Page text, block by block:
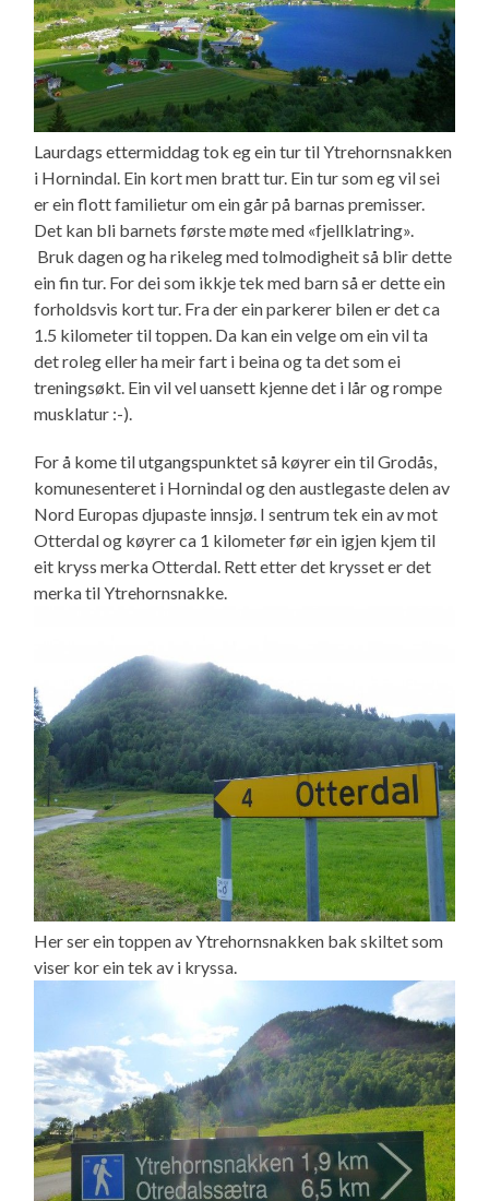
Laurdags ettermiddag tok eg ein tur til Ytrehornsnakken
i Hornindal. Ein kort men bratt tur. Ein tur som eg vil sei
er ein flott familietur om ein går på barnas premisser.
Det kan bli barnets første møte med «fjellklatring».
Bruk dagen og ha rikeleg med tolmodigheit så blir dette
ein fin tur. For dei som ikkje tek med barn så er dette ein
forholdsvis kort tur. Fra der ein parkerer bilen er det ca
1.5 kilometer til toppen. Da kan ein velge om ein vil ta
det roleg eller ha meir fart i beina og ta det som ei
treningsøkt. Ein vil vel uansett kjenne det i lår og rompe
musklatur :-).
For å kome til utgangspunktet så køyrer ein til Grodås,
komunesenteret i Hornindal og den austlegaste delen av
Nord Europas djupaste innsjø. I sentrum tek ein av mot
Otterdal og køyrer ca 1 kilometer før ein igjen kjem til
eit kryss merka Otterdal. Rett etter det krysset er det
merka til Ytrehornsnakke.
Her ser ein toppen av Ytrehornsnakken bak skiltet som
viser kor ein tek av i kryssa.